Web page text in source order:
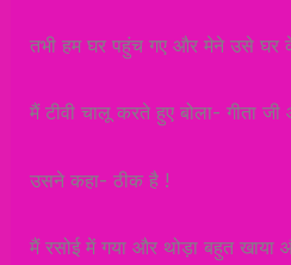
तभी हम घर पहुंच गए और मेने उसे घर
मैं टीवी चालू करते हुए बोला- गीता
उसने कहा- ठीक है !
मैं रसोई में गया और थोड़ा बहुत खाया